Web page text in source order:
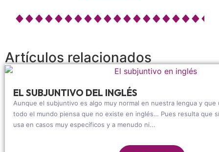
Artículos relacionados
EL SUBJUNTIVO DEL INGLÉS
Aunque el subjuntivo es algo muy normal en nuestra lengua y que
todo el mundo piensa que no existe en inglés… Pues resulta que
usa en casos muy específicos y a menudo ni...